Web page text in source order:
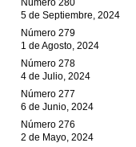
Número 280
5 de Septiembre, 2024
Número 279
1 de Agosto, 2024
Número 278
4 de Julio, 2024
Número 277
6 de Junio, 2024
Número 276
2 de Mayo, 2024